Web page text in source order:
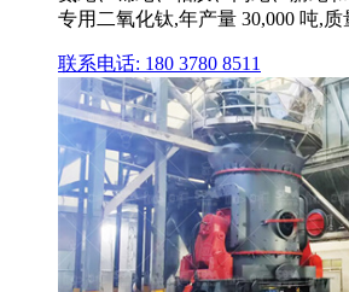
专用二氧化钛,年产量 30,000 吨,质
联系电话: 180 3780 8511